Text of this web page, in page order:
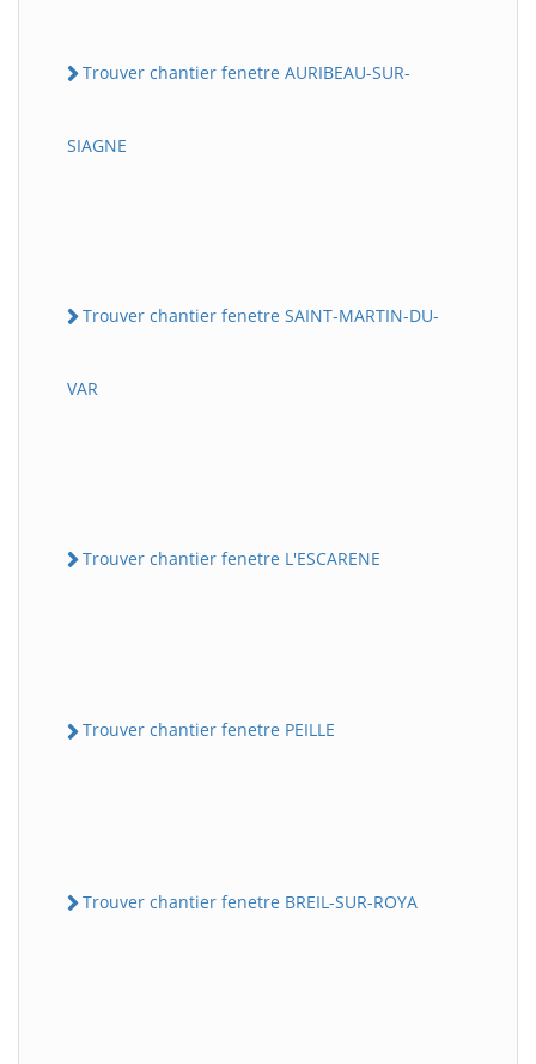
Trouver chantier fenetre AURIBEAU-SUR-
SIAGNE
Trouver chantier fenetre SAINT-MARTIN-DU-
VAR
Trouver chantier fenetre L'ESCARENE
Trouver chantier fenetre PEILLE
Trouver chantier fenetre BREIL-SUR-ROYA